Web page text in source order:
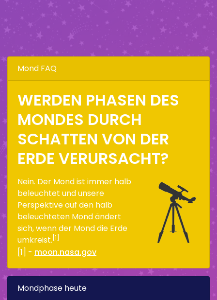
Mond FAQ
WERDEN PHASEN DES
MONDES DURCH
SCHATTEN VON DER
ERDE VERURSACHT?
Nein. Der Mond ist immer halb
beleuchtet und unsere
Perspektive auf den halb
beleuchteten Mond ändert
sich, wenn der Mond die Erde
umkreist. [1]
[1] - moon.nasa.gov
Mondphase heute